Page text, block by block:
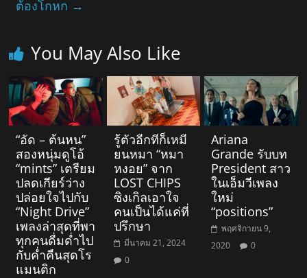
ต้องโกหก →
You May Also Like
“อัด – ต้นหน”
สองหนุ่มดูโอ้
“mints” เตรียม
ปลดเกียร์ว่าง
ปล่อยใจไปกับ
“Night Drive”
เพลงล่าสุดที่พา
ทุกคนดื่มด่ำไป
กับค่ำคืนสุดโร
แมนติก
รู้ตัวอีกทีก็เหมี
ยนหมา “หมา
หงอย” จาก
LOST CHIPS
ซิงเกิลเอาใจ
คนเป็นได้แค่ที่
ปรึกษา
มีนาคม 21, 2024
0
Ariana
Grande รับบท
President สาว
ในเอ็มวีเพลง
ใหม่
“positions”
พฤศจิกายน 9,
2020
0